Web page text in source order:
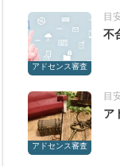
アドセンス審査
目
不
アドセンス審査
目
ア